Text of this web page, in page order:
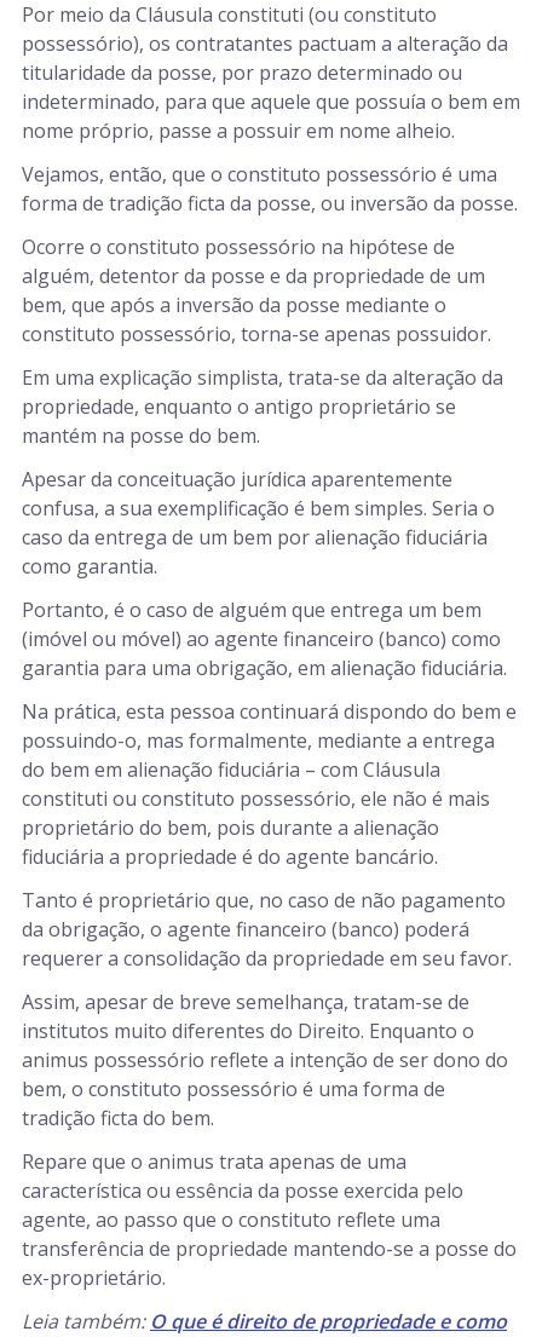
Por meio da Cláusula constituti (ou constituto
possessório), os contratantes pactuam a alteração da
titularidade da posse, por prazo determinado ou
indeterminado, para que aquele que possuía o bem em
nome próprio, passe a possuir em nome alheio.
Vejamos, então, que o constituto possessório é uma
forma de tradição ficta da posse, ou inversão da posse.
Ocorre o constituto possessório na hipótese de
alguém, detentor da posse e da propriedade de um
bem, que após a inversão da posse mediante o
constituto possessório, torna-se apenas possuidor.
Em uma explicação simplista, trata-se da alteração da
propriedade, enquanto o antigo proprietário se
mantém na posse do bem.
Apesar da conceituação jurídica aparentemente
confusa, a sua exemplificação é bem simples. Seria o
caso da entrega de um bem por alienação fiduciária
como garantia.
Portanto, é o caso de alguém que entrega um bem
(imóvel ou móvel) ao agente financeiro (banco) como
garantia para uma obrigação, em alienação fiduciária.
Na prática, esta pessoa continuará dispondo do bem e
possuindo-o, mas formalmente, mediante a entrega
do bem em alienação fiduciária – com Cláusula
constituti ou constituto possessório, ele não é mais
proprietário do bem, pois durante a alienação
fiduciária a propriedade é do agente bancário.
Tanto é proprietário que, no caso de não pagamento
da obrigação, o agente financeiro (banco) poderá
requerer a consolidação da propriedade em seu favor.
Assim, apesar de breve semelhança, tratam-se de
institutos muito diferentes do Direito. Enquanto o
animus possessório reflete a intenção de ser dono do
bem, o constituto possessório é uma forma de
tradição ficta do bem.
Repare que o animus trata apenas de uma
característica ou essência da posse exercida pelo
agente, ao passo que o constituto reflete uma
transferência de propriedade mantendo-se a posse do
ex-proprietário.
Leia também: O que é direito de propriedade e como